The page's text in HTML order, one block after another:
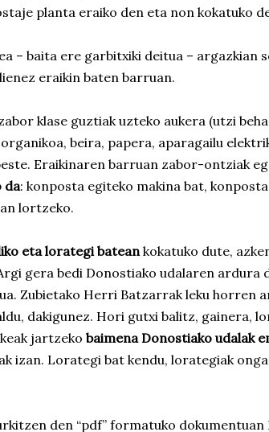
planta eraiko den eta non kokatuko
– baita ere garbitxiki deitua – argazkian
eraikin baten barruan.
klase guztiak uzteko aukera (utzi
beira, papera, aparagailu
Eraikinaren barruan zabor-ontziak
da: konposta egiteko makina bat,
lortzeko.
eta lorategi bateankokatuko dute,
gera bedi Donostiako udalaren ardura
Zubietako Herri Batzarrak leku horren
dakigunez. Hori gutxi balitz, gainera,
jartzeko baimena Donostiako udalak
izan. Lorategi bat kendu, lorategiak
den “pdf” formatuko dokumentuan